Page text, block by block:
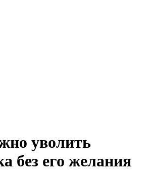
уволить
без его желания